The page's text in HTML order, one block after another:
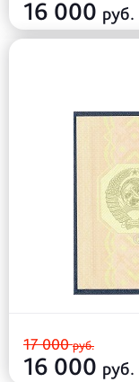
16 000 руб.
17 000руб.
16 000 руб.